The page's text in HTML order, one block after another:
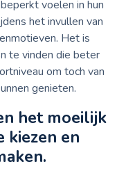
voelen in hun
het invullen van
Het is
te vinden die beter
om toch van
genieten.
het moeilijk
kiezen en